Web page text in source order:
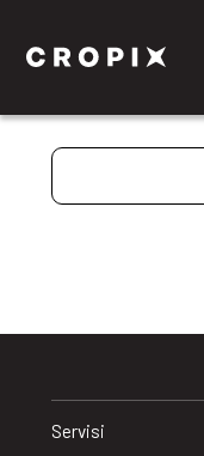
Servisi